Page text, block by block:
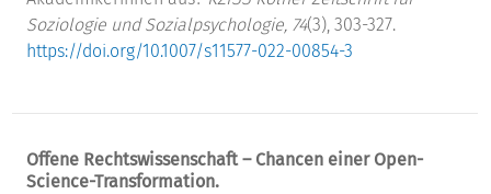
Soziologie und Sozialpsychologie, 74(3), 303-327.
https://doi.org/10.1007/s11577-022-00854-3
Offene Rechtswissenschaft – Chancen einer Open-
Science-Transformation.